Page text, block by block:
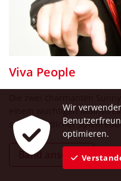
Viva People
einem wuchtigen
sowie sichtlicher
Band ansehen
Wir
optimieren.